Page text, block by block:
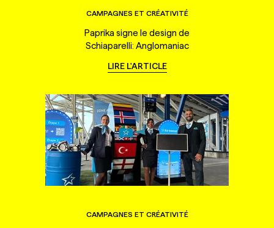
CAMPAGNES ET CRÉATIVITÉ
Paprika signe le design de
Schiaparelli: Anglomaniac
LIRE L'ARTICLE
CAMPAGNES ET CRÉATIVITÉ